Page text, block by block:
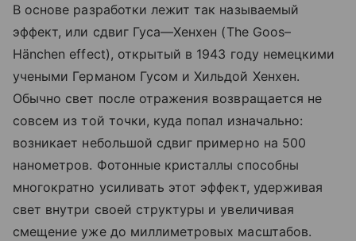
В основе разработки лежит так называемый
эффект, или сдвиг Гуса—Хенхен (The Goos–
Hänchen effect), открытый в 1943 году немецкими
учеными Германом Гусом и Хильдой Хенхен.
Обычно свет после отражения возвращается не
совсем из той точки, куда попал изначально:
возникает небольшой сдвиг примерно на 500
нанометров. Фотонные кристаллы способны
многократно усиливать этот эффект, удерживая
свет внутри своей структуры и увеличивая
смещение уже до миллиметровых масштабов.